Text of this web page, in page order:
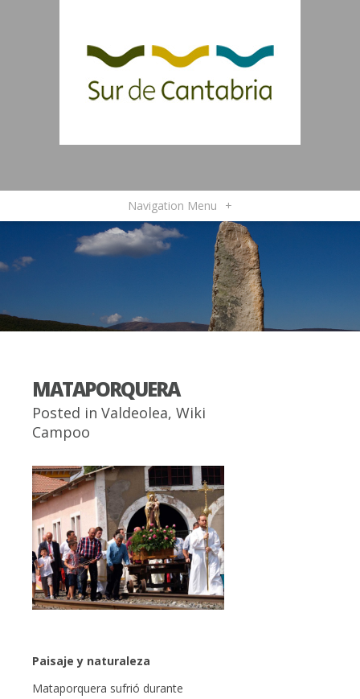
Navigation Menu +
MATAPORQUERA
Posted in Valdeolea, Wiki
Campoo
Paisaje y naturaleza
Mataporquera sufrió durante